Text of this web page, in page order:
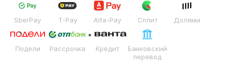
SberPay T-Pay Alfa-Pay Сплит Долями
Подели Рассрочка Кредит
Банковский
перевод